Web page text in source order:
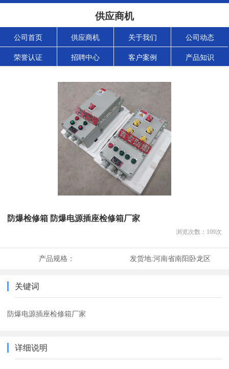
供应商机
公司首页 供应商机 关于我们 公司动态
荣誉认证 招聘中心 客户案例 产品知识
防爆检修箱 防爆电源插座检修箱厂家
浏览次数： 109次
产品规格： 发货地:河南省南阳卧龙区
关键词
防爆电源插座检修箱厂家
详细说明